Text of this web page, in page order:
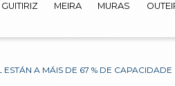
GUITIRIZ MEIRA MURAS
A MÁIS DE 67 % DE CAPACIDADE